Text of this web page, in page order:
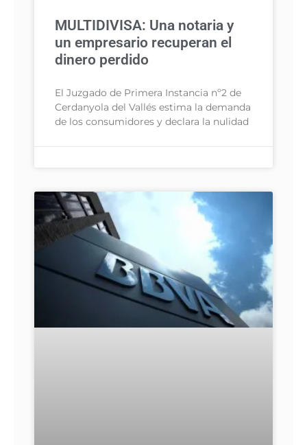
MULTIDIVISA: Una notaria y
un empresario recuperan el
dinero perdido
El Juzgado de Primera Instancia nº2 de
Cerdanyola del Vallés estima la demanda
de los consumidores y declara la nulidad